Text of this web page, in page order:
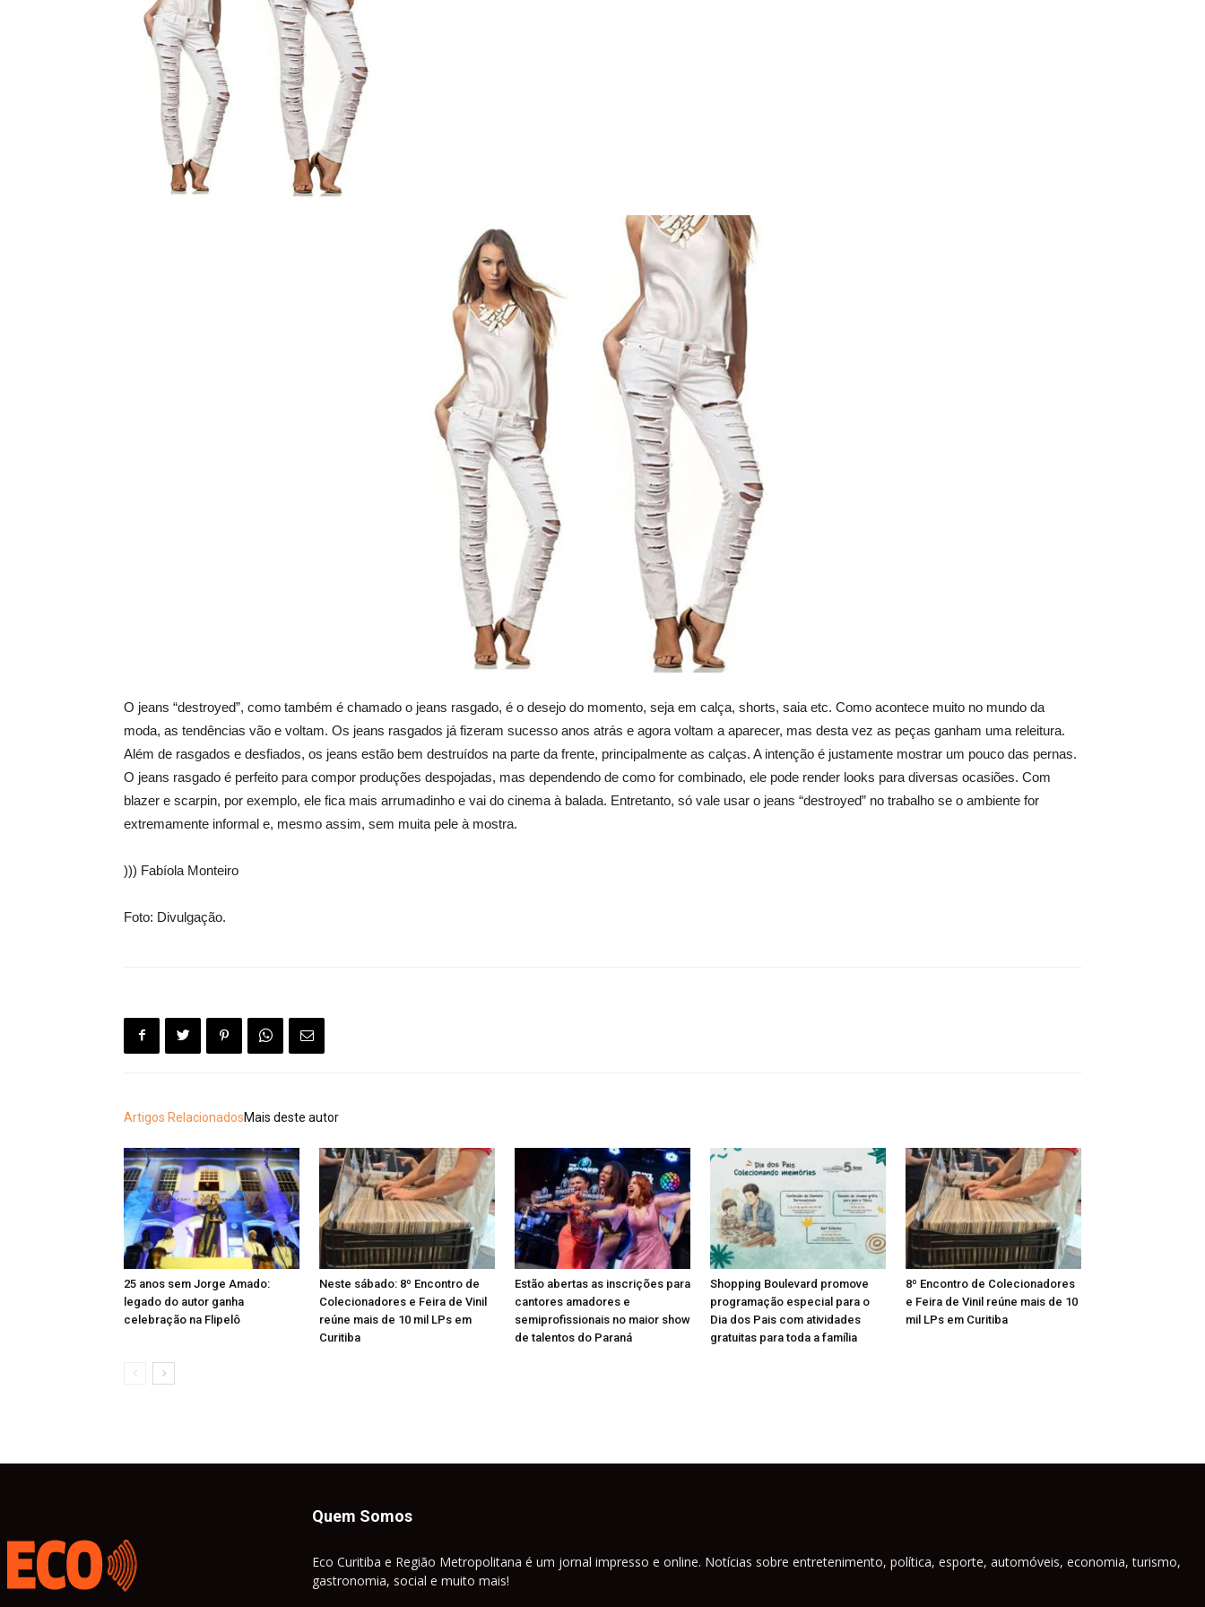
O jeans “destroyed”, como também é chamado o jeans rasgado, é o desejo do momento, seja em calça, shorts, saia etc. Como acontece muito no mundo da
moda, as tendências vão e voltam. Os jeans rasgados já fizeram sucesso anos atrás e agora voltam a aparecer, mas desta vez as peças ganham uma releitura.
Além de rasgados e desfiados, os jeans estão bem destruídos na parte da frente, principalmente as calças. A intenção é justamente mostrar um pouco das pernas.
O jeans rasgado é perfeito para compor produções despojadas, mas dependendo de como for combinado, ele pode render looks para diversas ocasiões. Com
blazer e scarpin, por exemplo, ele fica mais arrumadinho e vai do cinema à balada. Entretanto, só vale usar o jeans “destroyed” no trabalho se o ambiente for
extremamente informal e, mesmo assim, sem muita pele à mostra.
))) Fabíola Monteiro
Foto: Divulgação.
Artigos RelacionadosMais deste autor
25 anos sem Jorge Amado:
legado do autor ganha
celebração na Flipelô
Neste sábado: 8º Encontro de
Colecionadores e Feira de Vinil
reúne mais de 10 mil LPs em
Curitiba
Estão abertas as inscrições para
cantores amadores e
semiprofissionais no maior show
de talentos do Paraná
Shopping Boulevard promove
programação especial para o
Dia dos Pais com atividades
gratuitas para toda a família
8º Encontro de Colecionadores
e Feira de Vinil reúne mais de 10
mil LPs em Curitiba
Quem Somos
Eco Curitiba e Região Metropolitana é um jornal impresso e online. Notícias sobre entretenimento, política, esporte, automóveis, economia, turismo,
gastronomia, social e muito mais!